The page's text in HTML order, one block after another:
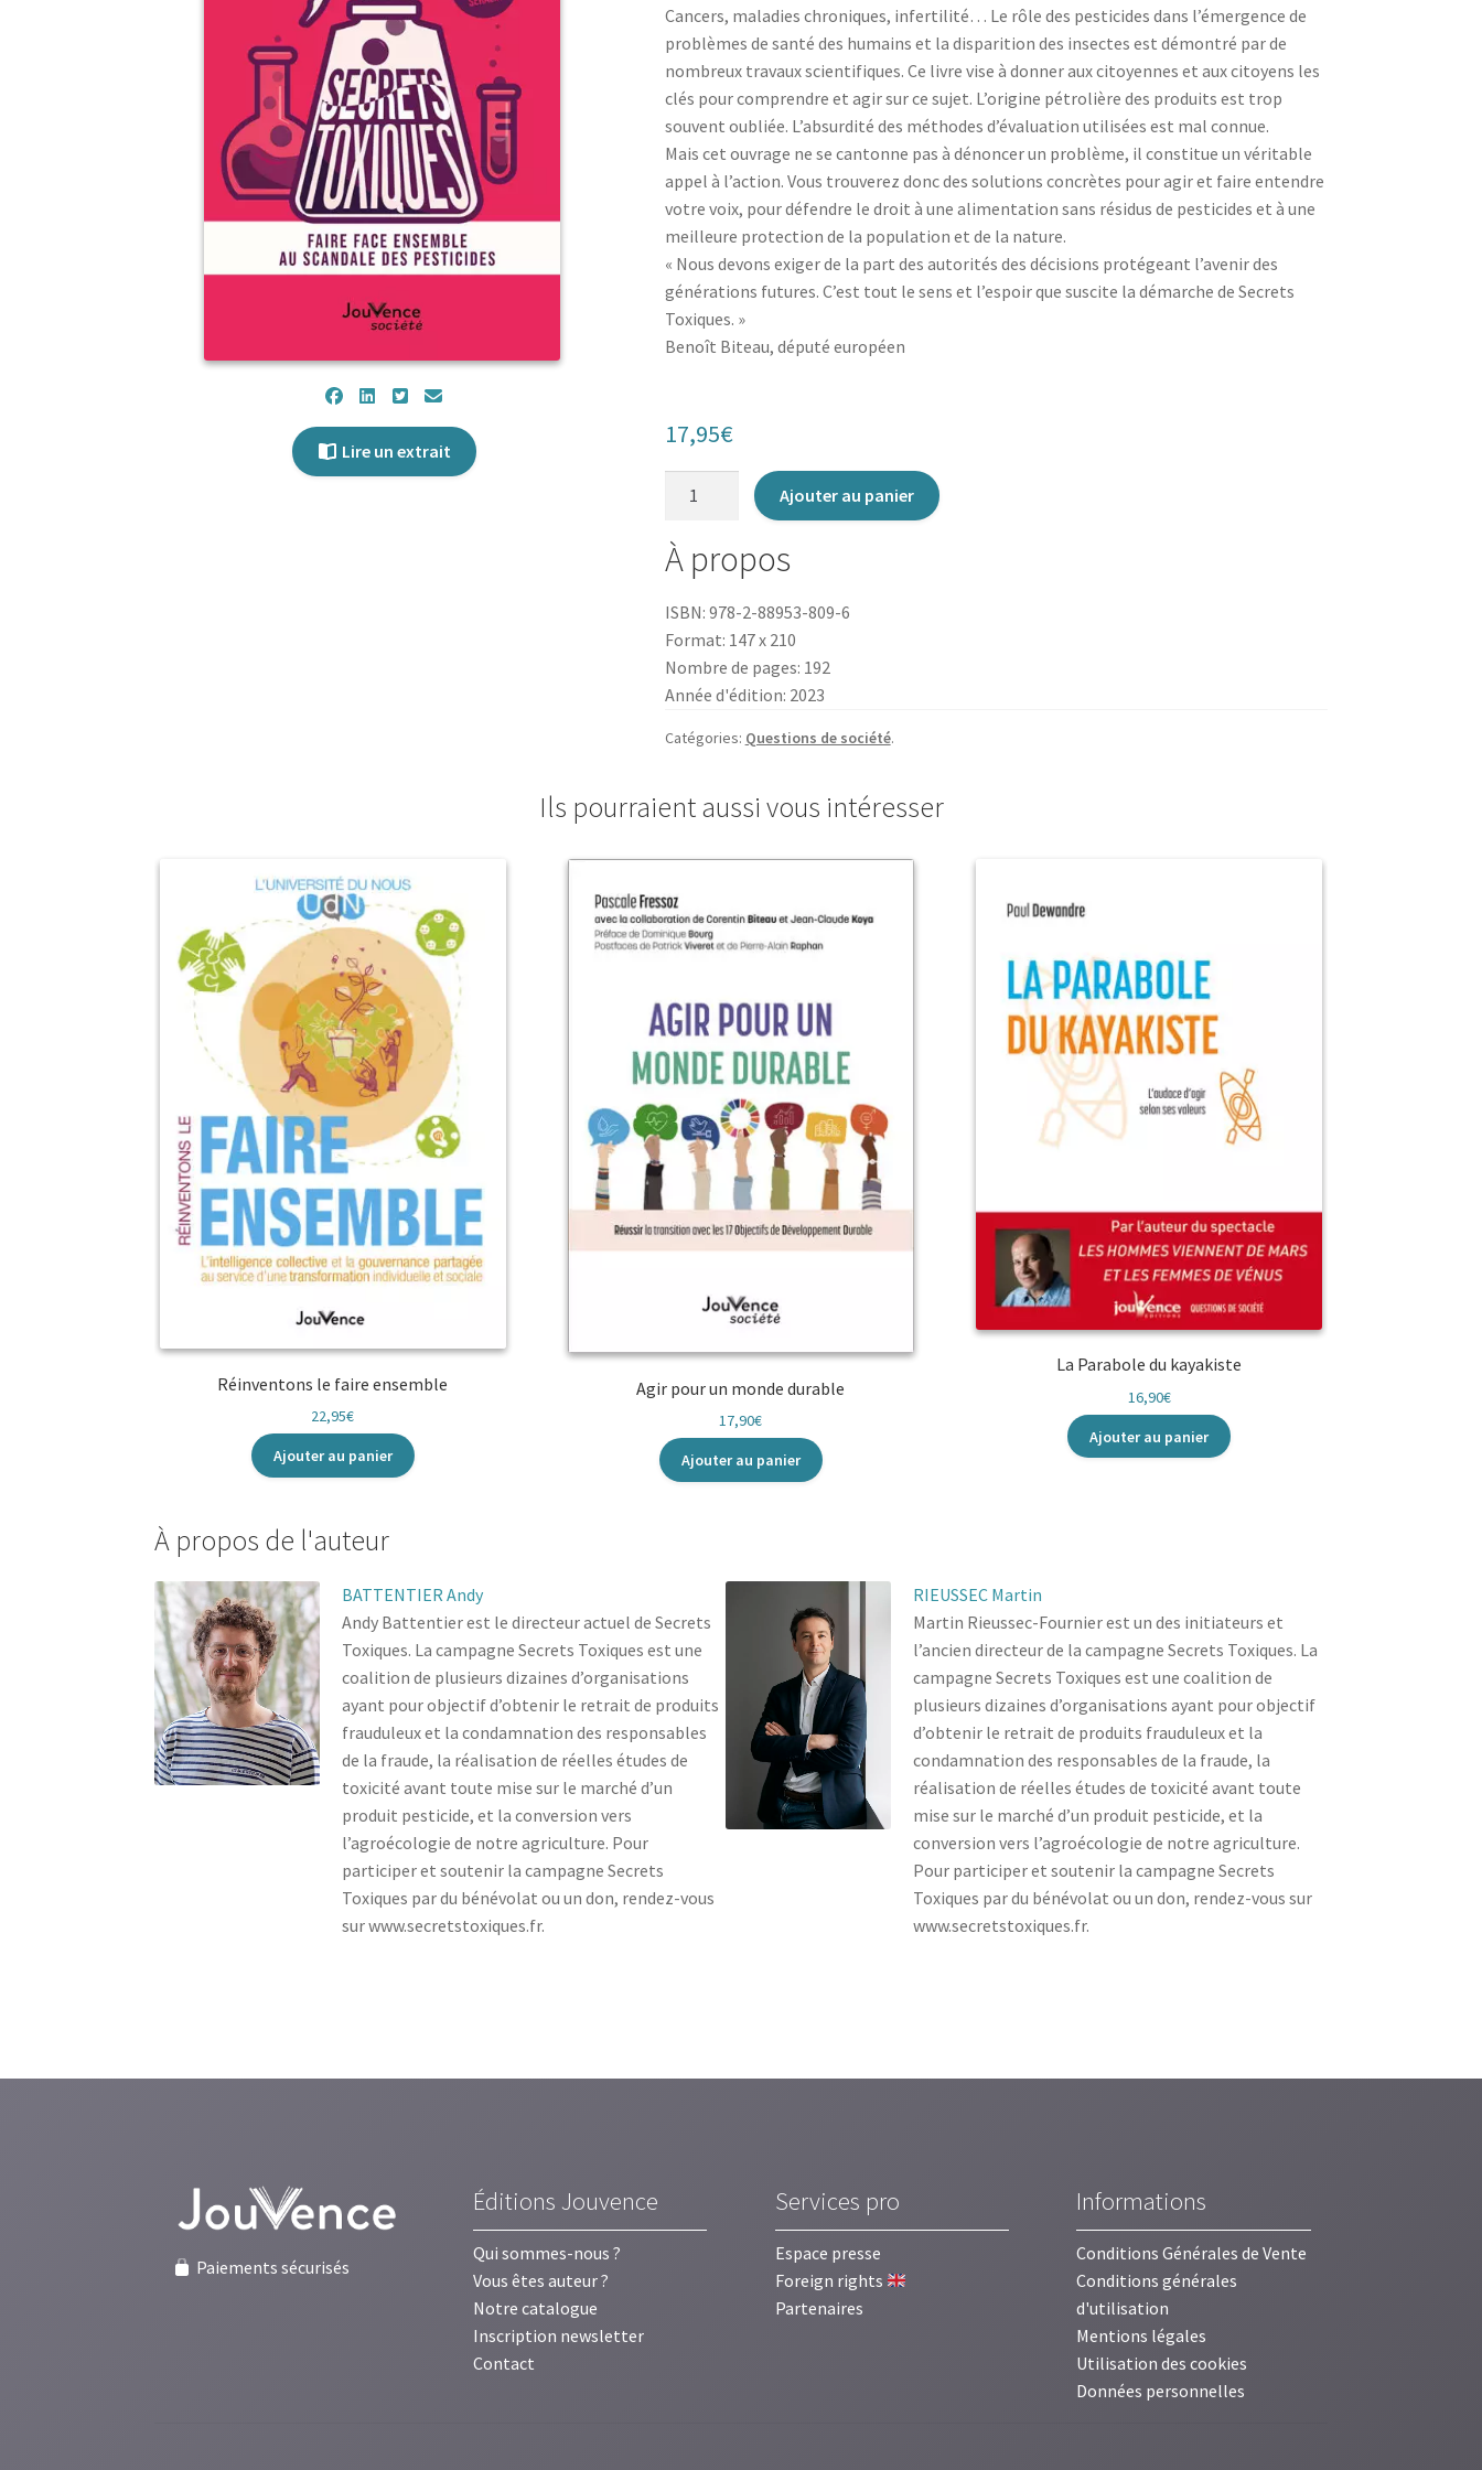
Cancers, maladies chroniques, infertilité… Le rôle des pesticides dans l’émergence de
problèmes de santé des humains et la disparition des insectes est démontré par de
nombreux travaux scientifiques. Ce livre vise à donner aux citoyennes et aux citoyens les
clés pour comprendre et agir sur ce sujet. L’origine pétrolière des produits est trop
souvent oubliée. L’absurdité des méthodes d’évaluation utilisées est mal connue.
Mais cet ouvrage ne se cantonne pas à dénoncer un problème, il constitue un véritable
appel à l’action. Vous trouverez donc des solutions concrètes pour agir et faire entendre
votre voix, pour défendre le droit à une alimentation sans résidus de pesticides et à une
meilleure protection de la population et de la nature.
« Nous devons exiger de la part des autorités des décisions protégeant l’avenir des
générations futures. C’est tout le sens et l’espoir que suscite la démarche de Secrets
Toxiques. »
Benoît Biteau, député européen
17,95€
Secrets
Toxiques
Ajouter au panier
À propos
ISBN: 978-2-88953-809-6
Format: 147 x 210
Nombre de pages: 192
Année d'édition: 2023
Catégories: Questions de société.
Lire un extrait
Ils pourraient aussi vous intéresser
Réinventons le faire ensemble
22,95€
Ajouter au panier
Agir pour un monde durable
17,90€
Ajouter au panier
La Parabole du kayakiste
16,90€
Ajouter au panier
À propos de l'auteur
BATTENTIER Andy
Andy Battentier est le directeur actuel de Secrets
Toxiques. La campagne Secrets Toxiques est une
coalition de plusieurs dizaines d’organisations
ayant pour objectif d’obtenir le retrait de produits
frauduleux et la condamnation des responsables
de la fraude, la réalisation de réelles études de
toxicité avant toute mise sur le marché d’un
produit pesticide, et la conversion vers
l’agroécologie de notre agriculture. Pour
participer et soutenir la campagne Secrets
Toxiques par du bénévolat ou un don, rendez-vous
sur www.secretstoxiques.fr.
RIEUSSEC Martin
Martin Rieussec-Fournier est un des initiateurs et
l’ancien directeur de la campagne Secrets Toxiques. La
campagne Secrets Toxiques est une coalition de
plusieurs dizaines d’organisations ayant pour objectif
d’obtenir le retrait de produits frauduleux et la
condamnation des responsables de la fraude, la
réalisation de réelles études de toxicité avant toute
mise sur le marché d’un produit pesticide, et la
conversion vers l’agroécologie de notre agriculture.
Pour participer et soutenir la campagne Secrets
Toxiques par du bénévolat ou un don, rendez-vous sur
www.secretstoxiques.fr.
Paiements sécurisés
Éditions Jouvence
Qui sommes-nous ?
Vous êtes auteur ?
Notre catalogue
Inscription newsletter
Contact
Services pro
Espace presse
Foreign rights
Partenaires
Informations
Conditions Générales de Vente
Conditions générales
d'utilisation
Mentions légales
Utilisation des cookies
Données personnelles